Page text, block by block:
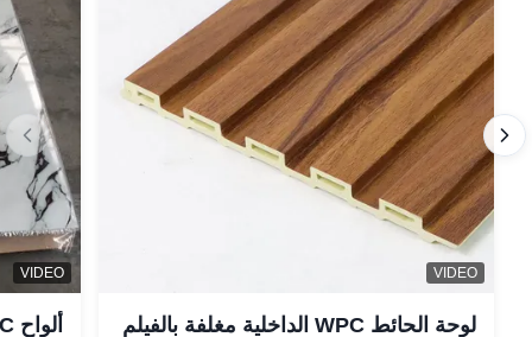
VIDEO
لوحة الحائط WPC الداخلية مغلفة بالفيلم
VIDEO